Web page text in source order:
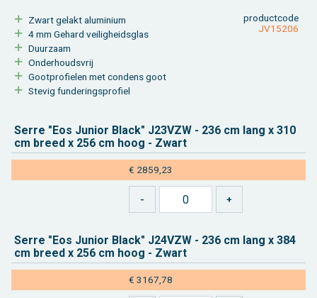
Zwart ge­lakt alu­mi­ni­um
4 mm Ge­hard vei­lig­heids­glas
Duur­zaam
On­der­houds­vrij
Goot­pro­fie­len met con­dens goot
Ste­vig fun­de­rings­pro­fiel
product­code
JV15206
Serre "Eos Ju­ni­or Black" J23­VZW - 236 cm lang x 310
cm breed x 256 cm hoog - Zwart
€ 2859,23
Serre "Eos Ju­ni­or Black" J24­VZW - 236 cm lang x 384
cm breed x 256 cm hoog - Zwart
€ 3167,78